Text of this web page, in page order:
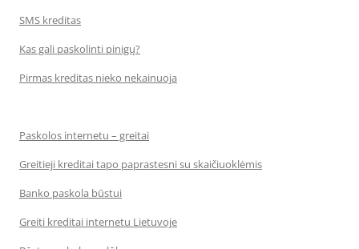
SMS kreditas
Kas gali paskolinti pinigų?
Pirmas kreditas nieko nekainuoja
Paskolos internetu – greitai
Greitieji kreditai tapo paprastesni su skaičiuoklėmis
Banko paskola būstui
Greiti kreditai internetu Lietuvoje